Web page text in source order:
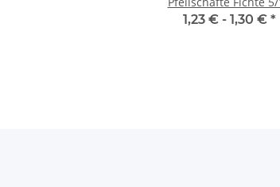
1,23 € - 1,30 € *